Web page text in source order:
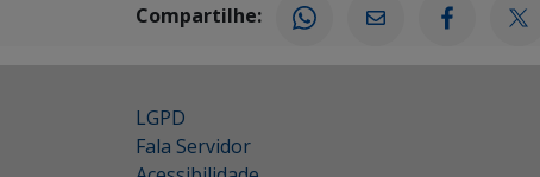
Compartilhe:
LGPD
Fala Servidor